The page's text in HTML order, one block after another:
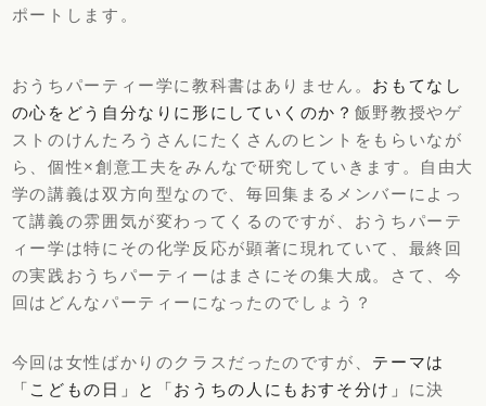
ポートします。
おうちパーティー学に教科書はありません。 おもてなし
の心をどう自分なりに形にしていくのか？ 飯野教授やゲ
ストのけんたろうさんにたくさんのヒントをもらいなが
ら、個性×創意工夫をみんなで研究していきます。自由大
学の講義は双方向型なので、毎回集まるメンバーによっ
て講義の雰囲気が変わってくるのですが、おうちパーテ
ィー学は特にその化学反応が顕著に現れていて、最終回
の実践おうちパーティーはまさにその集大成。さて、今
回はどんなパーティーになったのでしょう？
今回は女性ばかりのクラスだったのですが、 テーマは
「こどもの日」と「おうちの人にもおすそ分け」 に決